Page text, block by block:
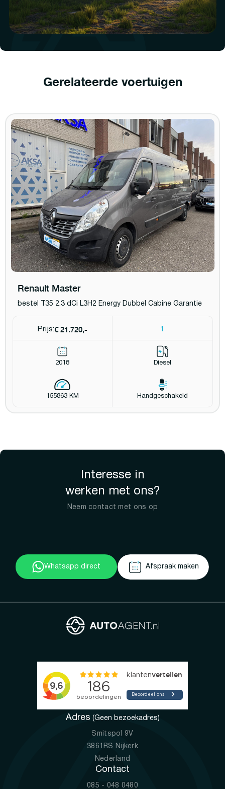
Gerelateerde voertuigen
Renault Master
bestel T35 2.3 dCi L3H2 Energy Dubbel Cabine Garantie
Prijs:€ 21.720,- 1
2018 Diesel
155863 KM Handgeschakeld
Interesse in
werken met ons?
Neem contact met ons op
Whatsapp direct Afspraak maken
Adres (Geen bezoekadres)
Smitspol 9V
3861RS Nijkerk
Nederland
Contact
085 - 048 0480